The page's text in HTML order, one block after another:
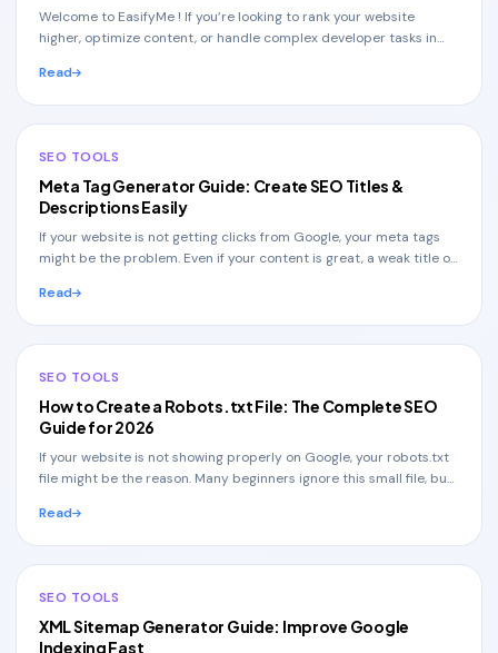
Welcome to EasifyMe ! If you’re looking to rank your website
higher, optimize content, or handle complex developer tasks in
Read
SEO TOOLS
Meta Tag Generator Guide: Create SEO Titles &
Descriptions Easily
If your website is not getting clicks from Google, your meta tags
might be the problem. Even if your content is great, a weak title or
Read
SEO TOOLS
How to Create a Robots.txt File: The Complete SEO
Guide for 2026
If your website is not showing properly on Google, your robots.txt
file might be the reason. Many beginners ignore this small file, but
Read
SEO TOOLS
XML Sitemap Generator Guide: Improve Google
Indexing Fast